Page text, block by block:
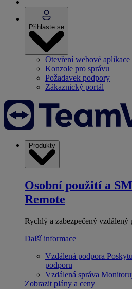
Přihlaste se
Otevření webové aplikace
Konzole pro správu
Požadavek podpory
Zákaznický portál
Produkty
Osobní použití a
Remote
Rychlý a zabezpečený vzdálený
Další informace
Vzdálená podpora
podporu
Vzdálená správa
Zobrazit plány a ceny